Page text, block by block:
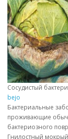
Сосудистый
bejo
Бактериальные
проживающие
бактериозного
Гнилостный мокрый